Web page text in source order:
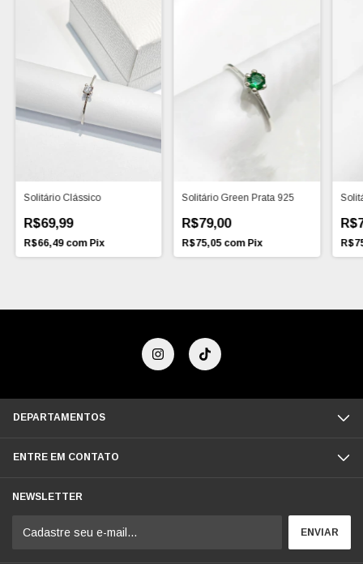
Solitário Clássico
R$69,99
R$66,49 com Pix
Solitário Green Prata 925
R$79,00
R$75,05 com Pix
DEPARTAMENTOS
ENTRE EM CONTATO
NEWSLETTER